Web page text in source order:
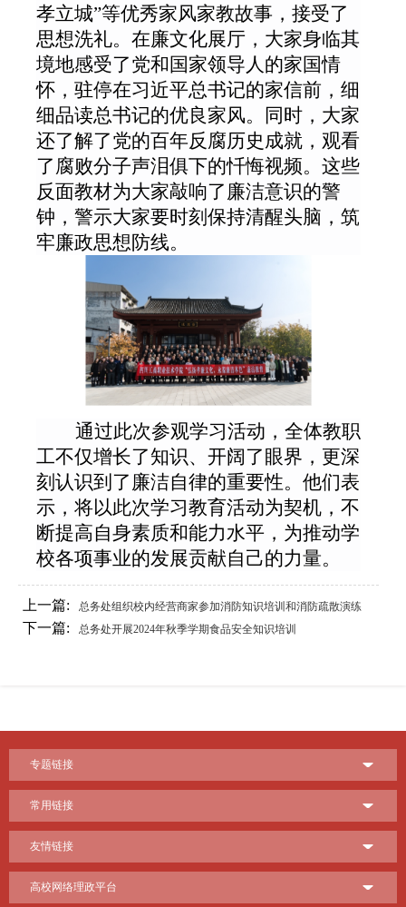
孝立城”等优秀家风家教故事，接受了
思想洗礼。 在廉文化展厅，大家身临其
境地感受了党和国家领导人的家国情
怀，驻停在习近平总书记的家信前，细
细品读总书记的优良家风。同时，大家
还了解了党的百年反腐历史成就，观看
了腐败分子声泪俱下的忏悔视频。这些
反面教材为大家敲响了廉洁意识的警
钟，警示大家要时刻保持清醒头脑，筑
牢廉政思想防线。
通过此次参观学习活动， 全体教职
工不仅增长了知识、开阔了眼界，更深
刻认识到了廉洁自律的重要性。他们表
示，将以此次学习教育活动为契机，不
断提高自身素质和能力水平，为推动学
校各项事业的发展贡献自己的力量。
上一篇: 总务处组织校内经营商家参加消防知识培训和消防疏散演练
下一篇: 总务处开展2024年秋季学期食品安全知识培训
专题链接
常用链接
友情链接
高校网络理政平台